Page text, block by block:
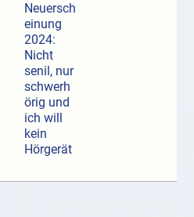
Neuersch
einung
2024:
Nicht
senil, nur
schwerh
örig und
ich will
kein
Hörgerät